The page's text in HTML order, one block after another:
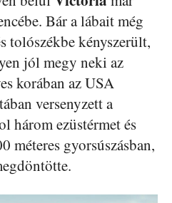
Bár a lábait még
tolószékbe kényszerült,
jól megy neki az
korában az USA
versenyzett a
három ezüstérmet és
méteres gyorsúszásban,